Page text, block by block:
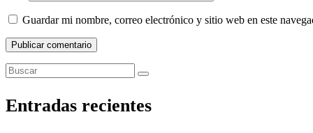
Guardar mi nombre, correo electrónico y sitio web en este
Entradas recientes